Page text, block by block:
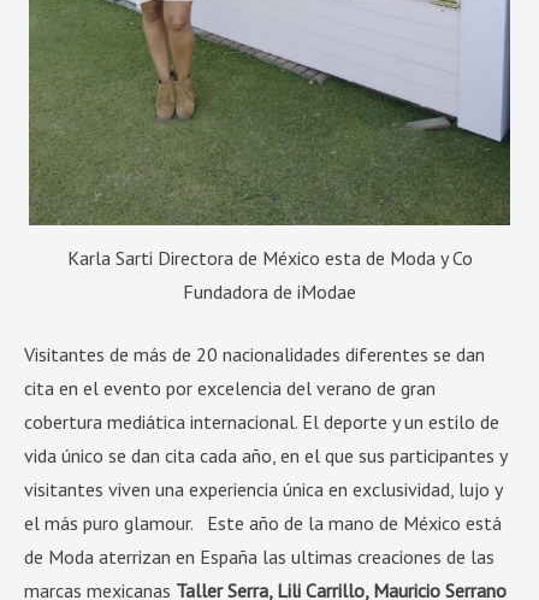
Karla Sarti Directora de México esta de Moda y Co
Fundadora de iModae
Visitantes de más de 20 nacionalidades diferentes se dan
cita en el evento por excelencia del verano de gran
cobertura mediática internacional. El deporte y un estilo de
vida único se dan cita cada año, en el que sus participantes y
visitantes viven una experiencia única en exclusividad, lujo y
el más puro glamour. Este año de la mano de México está
de Moda aterrizan en España las ultimas creaciones de las
marcas mexicanas Taller Serra, Lili Carrillo, Mauricio Serrano